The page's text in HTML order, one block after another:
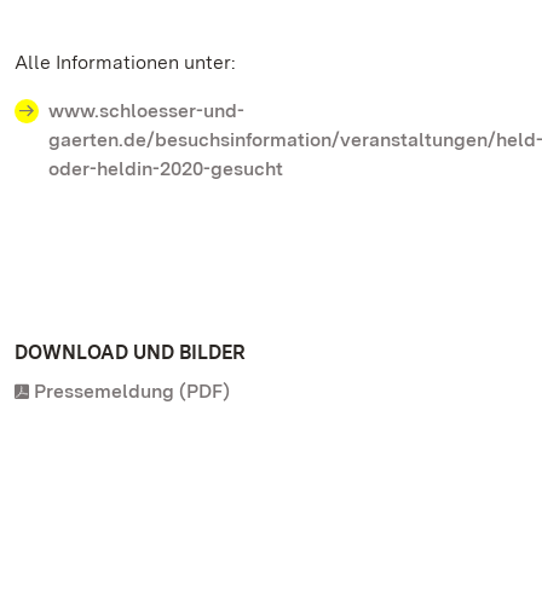
Alle Informationen unter:
www.schloesser-und-
gaerten.de/besuchsinformation/veranstaltungen/held-
oder-heldin-2020-gesucht
DOWNLOAD UND BILDER
Pressemeldung (PDF)